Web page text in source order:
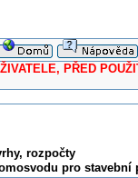
PŘED
rozpočty
pro stavební